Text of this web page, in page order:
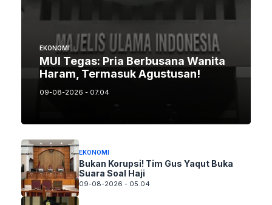
EKONOMI
MUI Tegas: Pria Berbusana Wanita
Haram, Termasuk Agustusan!
09-08-2026 - 07.04
EKONOMI
Bukan Korupsi! Tim Gus Yaqut Buka
Suara Soal Haji
09-08-2026 - 05.04